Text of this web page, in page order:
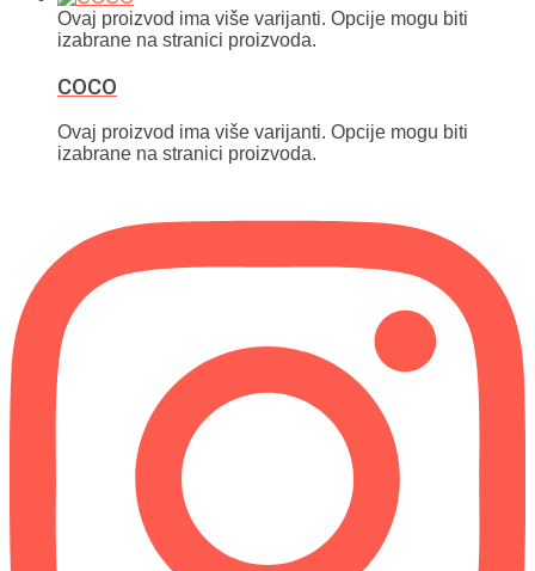
Ovaj proizvod ima više varijanti. Opcije mogu biti
izabrane na stranici proizvoda.
COCO
Ovaj proizvod ima više varijanti. Opcije mogu biti
izabrane na stranici proizvoda.